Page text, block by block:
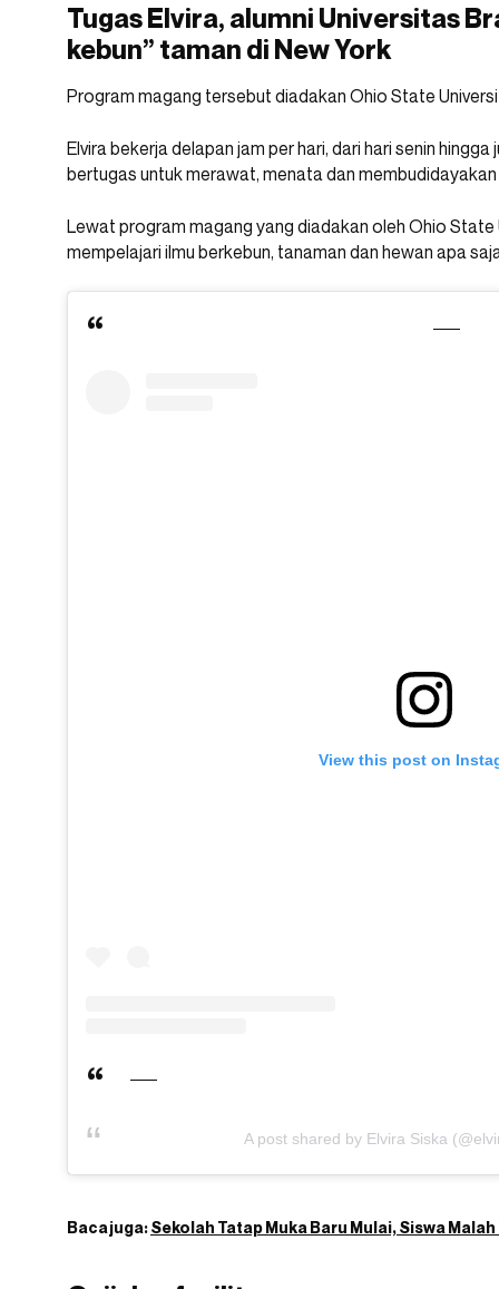
Tugas Elvira, alumni Universitas
kebun” taman di New York
Program magang tersebut diadakan Ohio State
Elvira bekerja delapan jam per hari, dari hari senin
bertugas untuk merawat, menata dan
Lewat program magang yang diadakan oleh Ohio State
mempelajari ilmu berkebun, tanaman dan hewan apa
View this post on
A post shared by Elvira Siska
Baca juga:Sekolah Tatap Muka Baru Mulai, Siswa